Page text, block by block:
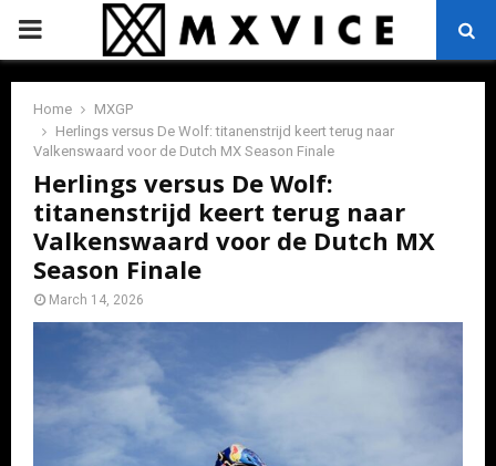
PRIMARY
MENU
Home
MXGP
Herlings versus De Wolf: titanenstrijd keert terug naar
Valkenswaard voor de Dutch MX Season Finale
Herlings versus De Wolf:
titanenstrijd keert terug naar
Valkenswaard voor de Dutch MX
Season Finale
March 14, 2026